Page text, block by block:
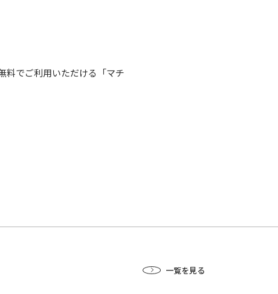
料でご利用いただける「マチ
一覧を見る